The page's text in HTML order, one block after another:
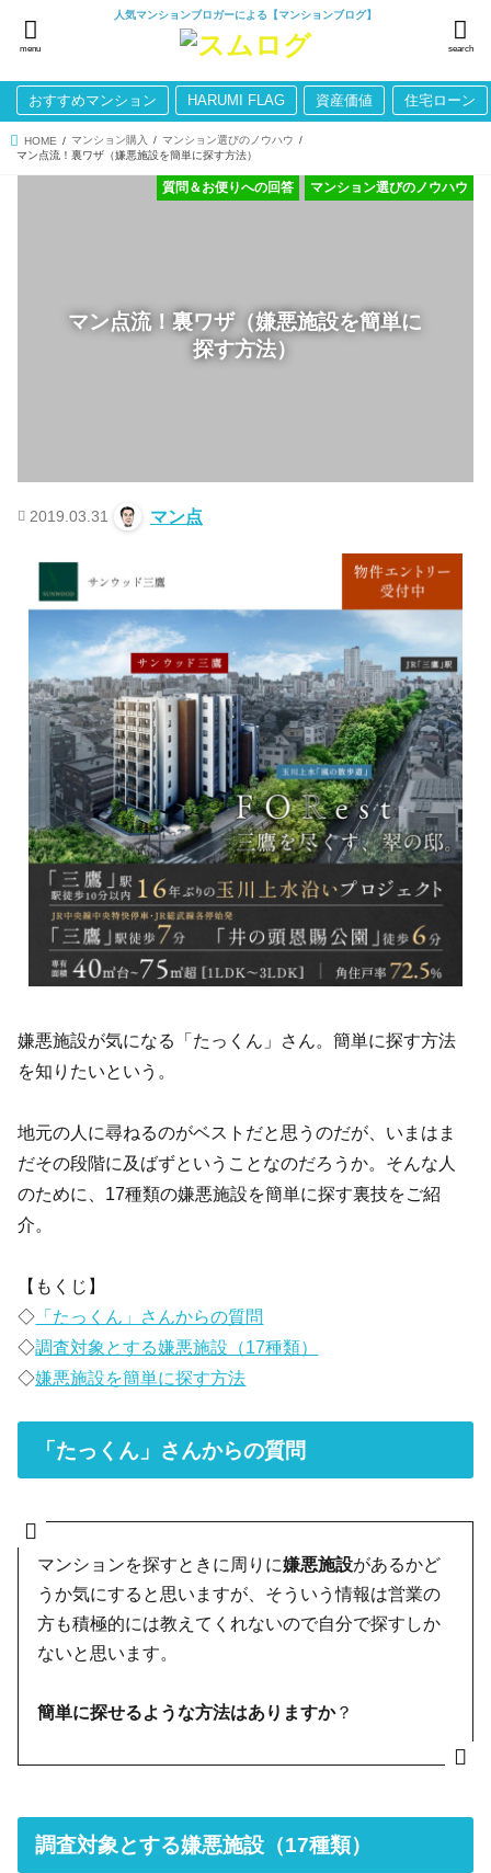
人気マンションブロガーによる【マンションブログ】
search
menu
おすすめマンション HARUMI FLAG 資産価値 住宅ローン
HOME マンション購入
マンション選びのノウハウ
マン点流！裏ワザ（嫌悪施設を簡単に探す方法）
マン点流！裏ワザ（嫌悪施設を簡単に
探す方法）
マンション選びのノウハウ
質問＆お便りへの回答
2019.03.31 マン点
嫌悪施設が気になる「たっくん」さん。簡単に探す方法
を知りたいという。
地元の人に尋ねるのがベストだと思うのだが、いまはま
だその段階に及ばずということなのだろうか。そんな人
のために、17種類の嫌悪施設を簡単に探す裏技をご紹
介。
【もくじ】
◇ 「たっくん」さんからの質問
◇調査対象とする嫌悪施設（17種類）
◇嫌悪施設を簡単に探す方法
「たっくん」さんからの質問
マンションを探すときに周りに嫌悪施設があるかど
うか気にすると思いますが、そういう情報は営業の
方も積極的には教えてくれないので自分で探すしか
ないと思います。
簡単に探せるような方法はありますか？
調査対象とする嫌悪施設（17種類）